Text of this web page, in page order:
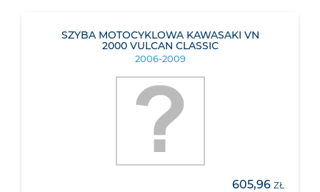
SZYBA MOTOCYKLOWA KAWASAKI VN
2000 VULCAN CLASSIC
2006-2009
605,96 ZŁ